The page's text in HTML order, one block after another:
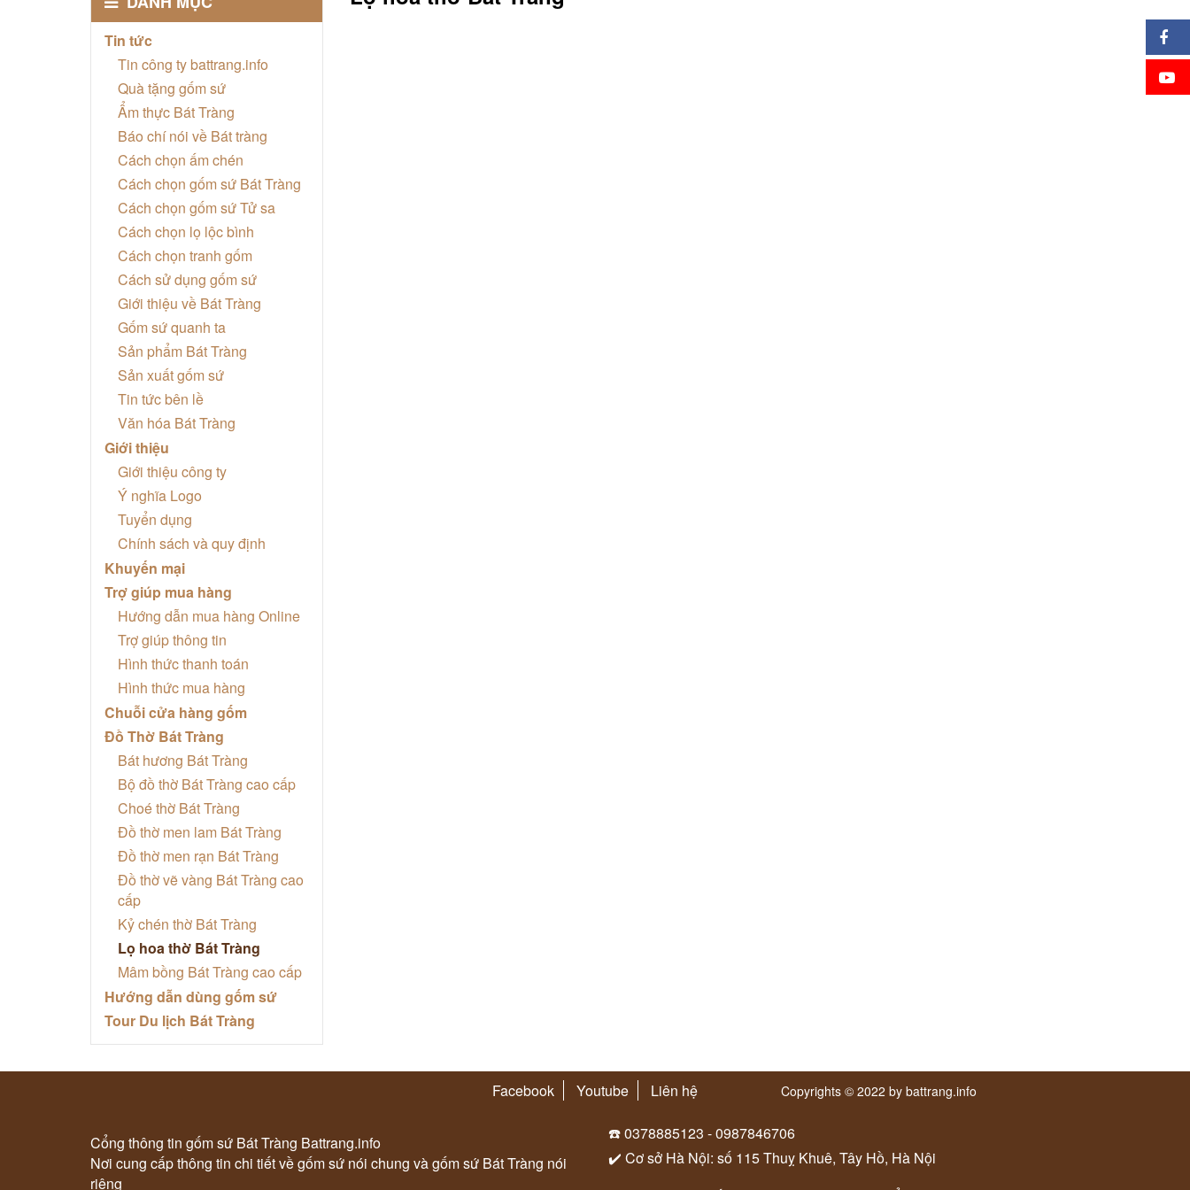
Tin tức
Tin công ty battrang.info
Quà tặng gốm sứ
Ẩm thực Bát Tràng
Báo chí nói về Bát tràng
Cách chọn ấm chén
Cách chọn gốm sứ Bát Tràng
Cách chọn gốm sứ Tử sa
Cách chọn lọ lộc bình
Cách chọn tranh gốm
Cách sử dụng gốm sứ
Giới thiệu về Bát Tràng
Gốm sứ quanh ta
Sản phẩm Bát Tràng
Sản xuất gốm sứ
Tin tức bên lề
Văn hóa Bát Tràng
Giới thiệu
Giới thiệu công ty
Ý nghĩa Logo
Tuyển dụng
Chính sách và quy định
Khuyến mại
Trợ giúp mua hàng
Hướng dẫn mua hàng Online
Trợ giúp thông tin
Hình thức thanh toán
Hình thức mua hàng
Chuỗi cửa hàng gốm
Đồ Thờ Bát Tràng
Bát hương Bát Tràng
Bộ đồ thờ Bát Tràng cao cấp
Choé thờ Bát Tràng
Đồ thờ men lam Bát Tràng
Đồ thờ men rạn Bát Tràng
Đồ thờ vẽ vàng Bát Tràng cao
cấp
Kỷ chén thờ Bát Tràng
Lọ hoa thờ Bát Tràng
Mâm bồng Bát Tràng cao cấp
Hướng dẫn dùng gốm sứ
Tour Du lịch Bát Tràng
Facebook Youtube Liên hệ Copyrights © 2022 by battrang.info
Cổng thông tin gốm sứ Bát Tràng Battrang.info
Nơi cung cấp thông tin chi tiết về gốm sứ nói chung và gốm sứ Bát Tràng nói
riêng
☎️ 0378885123 - 0987846706
✔️ Cơ sở Hà Nội: số 115 Thuỵ Khuê, Tây Hồ, Hà Nội